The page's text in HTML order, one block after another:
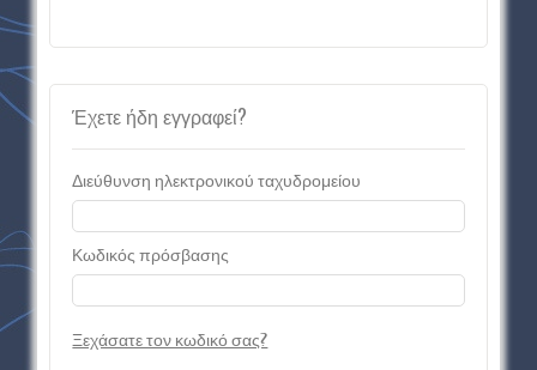
Έχετε ήδη εγγραφεί?
Διεύθυνση ηλεκτρονικού ταχυδρομείου
Κωδικός πρόσβασης
Ξεχάσατε τον κωδικό σας?